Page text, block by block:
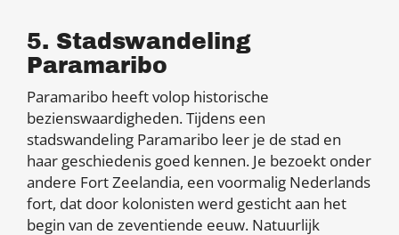
5. Stadswandeling
Paramaribo
Paramaribo heeft volop historische
bezienswaardigheden. Tijdens een
stadswandeling Paramaribo leer je de stad en
haar geschiedenis goed kennen. Je bezoekt onder
andere Fort Zeelandia, een voormalig Nederlands
fort, dat door kolonisten werd gesticht aan het
begin van de zeventiende eeuw. Natuurlijk